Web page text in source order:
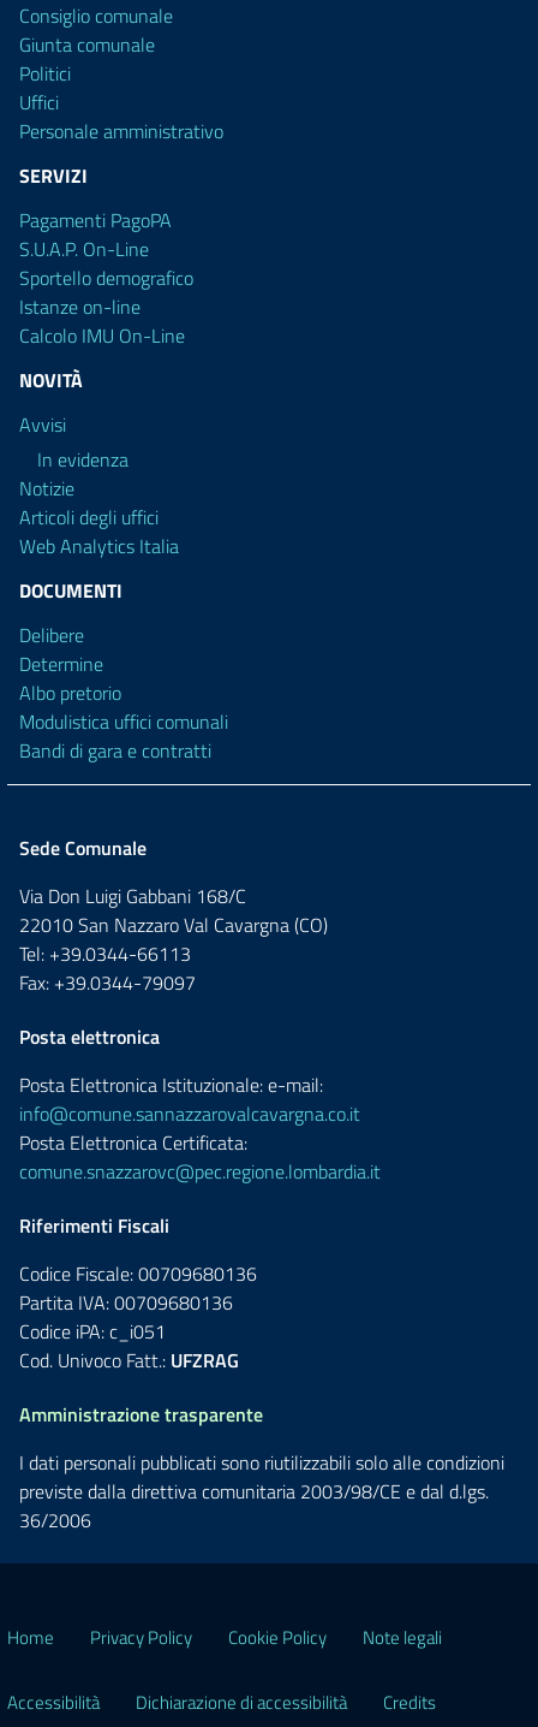
Consiglio comunale
Giunta comunale
Politici
Uffici
Personale amministrativo
SERVIZI
Pagamenti PagoPA
S.U.A.P. On-Line
Sportello demografico
Istanze on-line
Calcolo IMU On-Line
NOVITÀ
Avvisi
In evidenza
Notizie
Articoli degli uffici
Web Analytics Italia
DOCUMENTI
Delibere
Determine
Albo pretorio
Modulistica uffici comunali
Bandi di gara e contratti
Sede Comunale
Via Don Luigi Gabbani 168/C
22010 San Nazzaro Val Cavargna (CO)
Tel: +39.0344-66113
Fax: +39.0344-79097
Posta elettronica
Posta Elettronica Istituzionale: e-mail:
info@comune.sannazzarovalcavargna.co.it
Posta Elettronica Certificata:
comune.snazzarovc@pec.regione.lombardia.it
Riferimenti Fiscali
Codice Fiscale: 00709680136
Partita IVA: 00709680136
Codice iPA: c_i051
Cod. Univoco Fatt.: UFZRAG
Amministrazione trasparente
I dati personali pubblicati sono riutilizzabili solo alle condizioni
previste dalla direttiva comunitaria 2003/98/CE e dal d.lgs.
36/2006
Home Privacy Policy Cookie Policy Note legali
Accessibilità Dichiarazione di accessibilità Credits